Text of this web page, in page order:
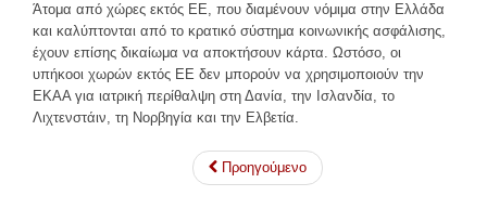
Άτομα από χώρες εκτός ΕΕ, που διαμένουν νόμιμα στην Ελλάδα
και καλύπτονται από το κρατικό σύστημα κοινωνικής ασφάλισης,
έχουν επίσης δικαίωμα να αποκτήσουν κάρτα. Ωστόσο, οι
υπήκοοι χωρών εκτός ΕΕ δεν μπορούν να χρησιμοποιούν την
ΕΚΑΑ για ιατρική περίθαλψη στη Δανία, την Ισλανδία, το
Λιχτενστάιν, τη Νορβηγία και την Ελβετία.
Προηγούμενο